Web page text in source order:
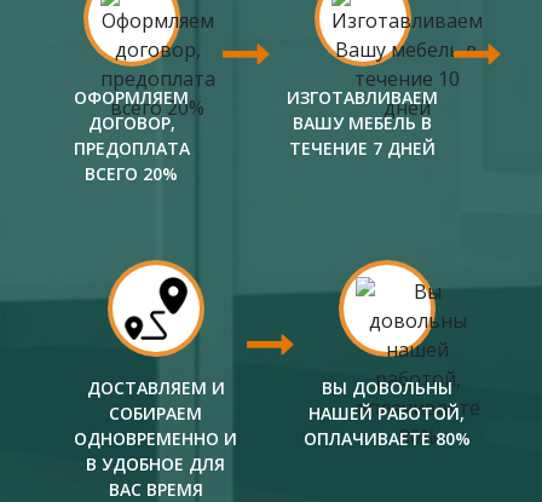
ОФОРМЛЯЕМ
ДОГОВОР,
ПРЕДОПЛАТА
ВСЕГО 20%
ИЗГОТАВЛИВАЕМ
ВАШУ МЕБЕЛЬ В
ТЕЧЕНИЕ 7 ДНЕЙ
ДОСТАВЛЯЕМ И
СОБИРАЕМ
ОДНОВРЕМЕННО И
В УДОБНОЕ ДЛЯ
ВАС ВРЕМЯ
ВЫ ДОВОЛЬНЫ
НАШЕЙ РАБОТОЙ,
ОПЛАЧИВАЕТЕ 80%